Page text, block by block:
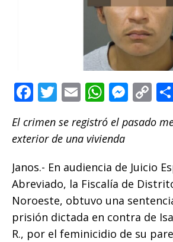
F
c
e
b
o
o
k
T
it
te
r
E
ai
l
W
h
at
s
A
p
p
M
ss
n
g
e
r
C
p
Li
n
k
El crimen se registró el pasado
exterior de una vivienda
Janos.- En audiencia de Juicio
Abreviado, la Fiscalía de
Noroeste, obtuvo una
prisión dictada en contra de
R., por el feminicidio de su